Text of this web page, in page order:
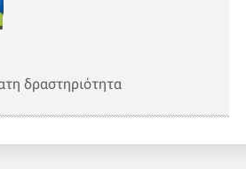
δραστηριότητα